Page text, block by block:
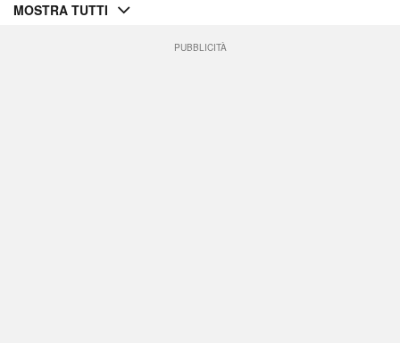
MOSTRA TUTTI
PUBBLICITÀ